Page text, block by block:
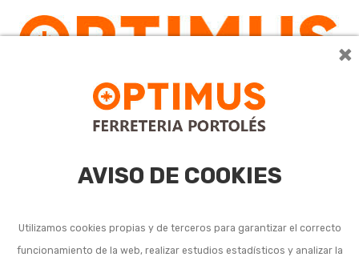
×
AVISO DE COOKIES
Utilizamos cookies propias y de terceros para garantizar el correcto
funcionamiento de la web, realizar estudios estadísticos y analizar la